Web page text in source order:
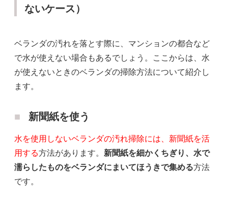
ないケース）
ベランダの汚れを落とす際に、マンションの都合など
で水が使えない場合もあるでしょう。ここからは、水
が使えないときのベランダの掃除方法について紹介し
ます。
新聞紙を使う
水を使用しないベランダの汚れ掃除には、新聞紙を活
用する方法があります。 新聞紙を細かくちぎり、水で
濡らしたものをベランダにまいてほうきで集める方法
です。